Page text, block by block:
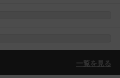
一覧を見る